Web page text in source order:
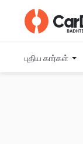
புதிய கார்கள்